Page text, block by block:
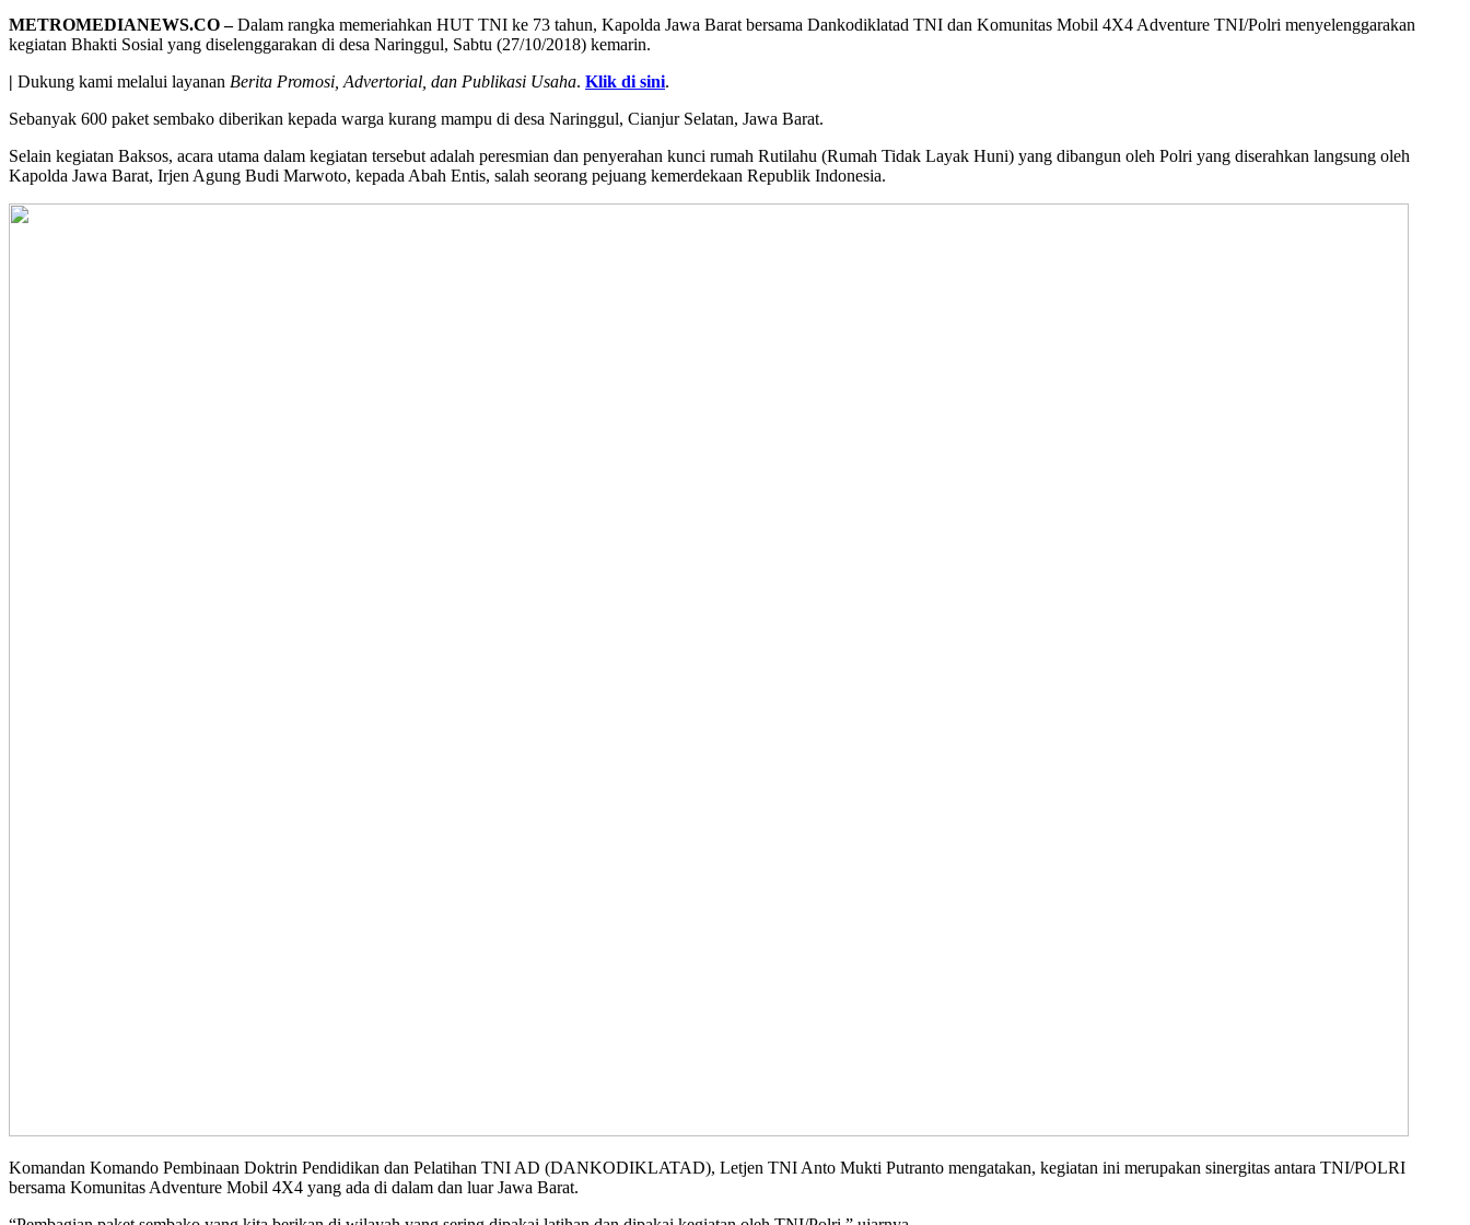
METROMEDIANEWS.CO –Dalam rangka memeriahkan HUT TNI ke 73 tahun, Kapolda Jawa Barat bersama Dankodiklatad TNI dan Komunitas Mobil 4X4 Adventure TNI/Polri menyelenggarakan
kegiatan Bhakti Sosial yang diselenggarakan di desa Naringgul, Sabtu (27/10/2018) kemarin.
| Dukung kami melalui layanan Berita Promosi, Advertorial, dan Publikasi Usaha. Klik di sini.
Sebanyak 600 paket sembako diberikan kepada warga kurang mampu di desa Naringgul, Cianjur Selatan, Jawa Barat.
Selain kegiatan Baksos, acara utama dalam kegiatan tersebut adalah peresmian dan penyerahan kunci rumah Rutilahu (Rumah Tidak Layak Huni) yang dibangun oleh Polri yang diserahkan langsung oleh
Kapolda Jawa Barat, Irjen Agung Budi Marwoto, kepada Abah Entis, salah seorang pejuang kemerdekaan Republik Indonesia.
Komandan Komando Pembinaan Doktrin Pendidikan dan Pelatihan TNI AD (DANKODIKLATAD), Letjen TNI Anto Mukti Putranto mengatakan, kegiatan ini merupakan sinergitas antara TNI/POLRI
bersama Komunitas Adventure Mobil 4X4 yang ada di dalam dan luar Jawa Barat.